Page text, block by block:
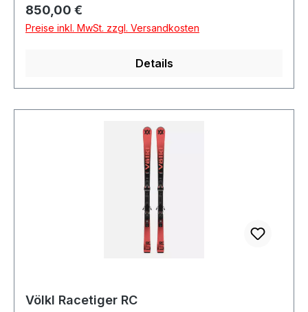
Regulärer Preis:
850,00 €
Preise inkl. MwSt. zzgl. Versandkosten
Details
Völkl Racetiger RC